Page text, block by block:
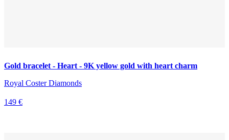
Gold bracelet - Heart - 9K yellow gold with heart charm
Royal Coster Diamonds
149 €